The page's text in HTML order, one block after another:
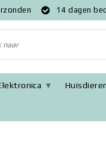
14 dagen
Brons met Wielen